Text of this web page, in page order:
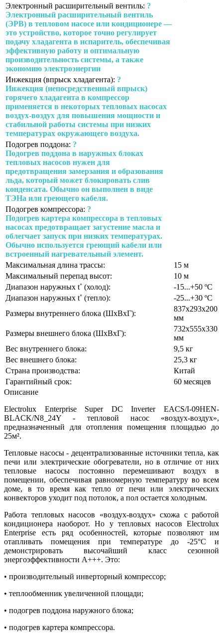
Электронный расширительный вентиль: ?
Электронный расширительный вентиль
(ЭРВ) в тепловом насосе или кондиционере —
это устройство, которое точно регулирует
подачу хладагента в испаритель, обеспечивая
эффективную работу и оптимальную
производительность системы, а также
экономию электроэнергии
Инжекция (впрыск хладагента): ?
Инжекция (непосредственный впрыск)
горячего хладагента в компрессор
применяется в некоторых тепловых насосах
воздух-воздух для повышения мощности и
стабильной работы системы при низких
температурах окружающего воздуха.
Подогрев поддона: ?
Подогрев поддона в наружных блоках
тепловых насосов нужен для
предотвращения замерзания и образования
льда, который может блокировать слив
конденсата. Обычно он выполнен в виде
ТЭНа или греющего кабеля.
Подогрев компрессора: ?
Подогрев картера компрессора в тепловых
насосах предотвращает загустение масла и
облегчает запуск при низких температурах.
Обычно используется греющий кабели или
встроенный нагревательный элемент.
Максимальная длина трассы:
15 м
Максимальный перепад высот:
10 м
Диапазон наружных t˚ (холод):
-15...+50 ºС
Диапазон наружных t˚ (тепло):
-25...+30 ºС
Размеры внутреннего блока (ШхВхГ):
837x293x200
мм
Размеры внешнего блока (ШхВхГ):
732х555х330
мм
Вес внутреннего блока:
9,5 кг
Вес внешнего блока:
25,3 кг
Страна производства:
Китай
Гарантийный срок:
60 месяцев
Описание
Electrolux Enterprise Super DC Inverter EACS/I-09HEN-
BLACK/N8_24Y - тепловой насос «воздух-воздух»,
предназначенный для отопления помещения площадью до
25м².
Тепловые насосы - децентрализованные источники тепла, как
печи или электрические обогреватели, но в отличие от них
тепловые насосы постоянно перемешивают воздух в
помещении, обеспечивая равномерную температуру во всем
доме, в то время как тепло от печи или электрических
конвекторов уходит под потолок, а пол остается холодным.
Работа тепловых насосов «воздух-воздух» схожа с работой
кондиционера наоборот. Но у тепловых насосов Electrolux
Enterprise есть ряд особенностей, которые позволяют им
отапливать помещения при температуре до -25°С и
демонстрировать высочайший класс сезонной
энергоэффективности А+++. Это:
• производительный инверторный компрессор;
• теплообменник увеличенной площади;
• подогрев поддона наружного блока;
• подогрев картера компрессора.